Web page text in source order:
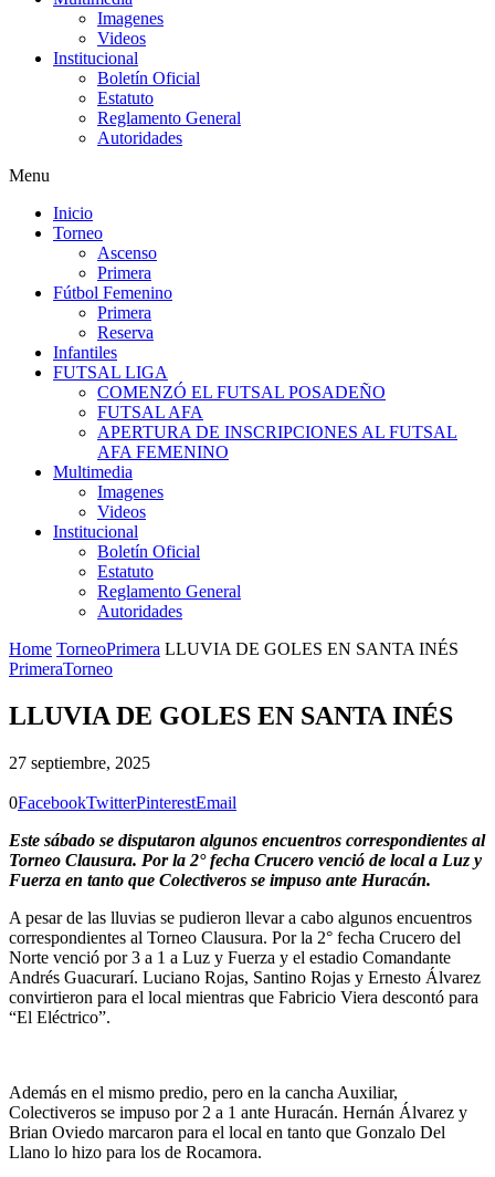
Imagenes
Videos
Institucional
Boletín Oficial
Estatuto
Reglamento General
Autoridades
Menu
Inicio
Torneo
Ascenso
Primera
Fútbol Femenino
Primera
Reserva
Infantiles
FUTSAL LIGA
COMENZÓ EL FUTSAL POSADEÑO
FUTSAL AFA
APERTURA DE INSCRIPCIONES AL FUTSAL
AFA FEMENINO
Multimedia
Imagenes
Videos
Institucional
Boletín Oficial
Estatuto
Reglamento General
Autoridades
Home TorneoPrimera LLUVIA DE GOLES EN SANTA INÉS
PrimeraTorneo
LLUVIA DE GOLES EN SANTA INÉS
27 septiembre, 2025
0FacebookTwitterPinterestEmail
Este sábado se disputaron algunos encuentros correspondientes al
Torneo Clausura. Por la 2° fecha Crucero venció de local a Luz y
Fuerza en tanto que Colectiveros se impuso ante Huracán.
A pesar de las lluvias se pudieron llevar a cabo algunos encuentros
correspondientes al Torneo Clausura. Por la 2° fecha Crucero del
Norte venció por 3 a 1 a Luz y Fuerza y el estadio Comandante
Andrés Guacurarí. Luciano Rojas, Santino Rojas y Ernesto Álvarez
convirtieron para el local mientras que Fabricio Viera descontó para
“El Eléctrico”.
Además en el mismo predio, pero en la cancha Auxiliar,
Colectiveros se impuso por 2 a 1 ante Huracán. Hernán Álvarez y
Brian Oviedo marcaron para el local en tanto que Gonzalo Del
Llano lo hizo para los de Rocamora.